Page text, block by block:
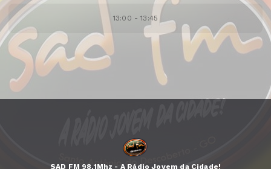
13:00 - 13:45
SAD FM 98,1Mhz - A Rádio Jovem da Cidade!